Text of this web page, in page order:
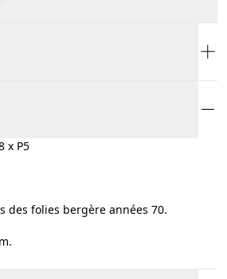
x P5
des folies bergère années 70.